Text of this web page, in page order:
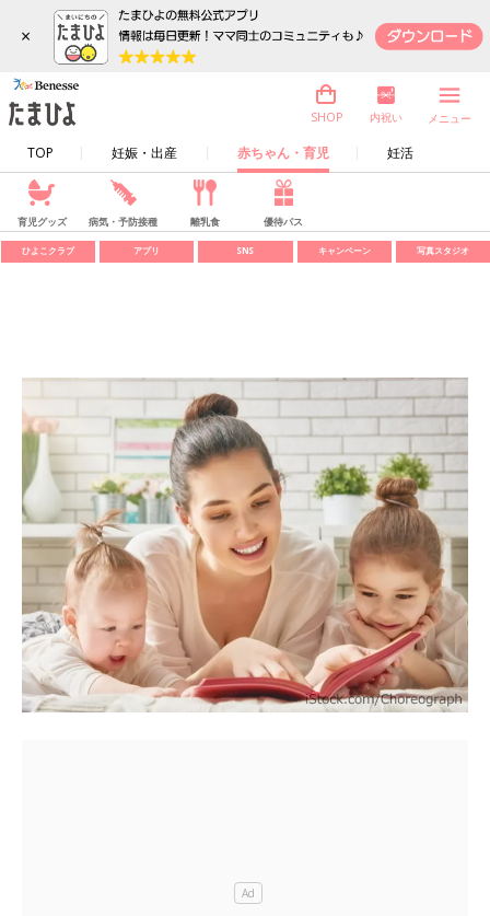
×
TOP 妊娠・出産 赤ちゃん・育児 妊活
SHOP 内祝い メニュー
育児グッズ 病気・予防接種 離乳食 優待パス
ひよこクラブ アプリ SNS キャンペーン 写真スタジオ